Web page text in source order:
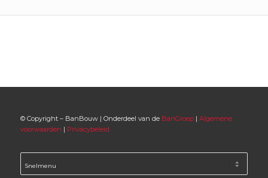
© Copyright – BanBouw | Onderdeel van de BanGroep| Algemene
voorwaarden | Privacybeleid